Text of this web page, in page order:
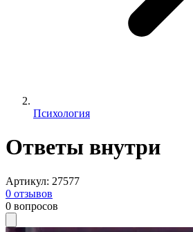
Психология
Ответы внутри
Артикул: 27577
0 отзывов
0 вопросов